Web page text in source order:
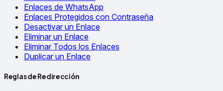
Enlaces de WhatsApp
Enlaces Protegidos con Contraseña
Desactivar un Enlace
Eliminar un Enlace
Eliminar Todos los Enlaces
Duplicar un Enlace
Reglas de Redirección